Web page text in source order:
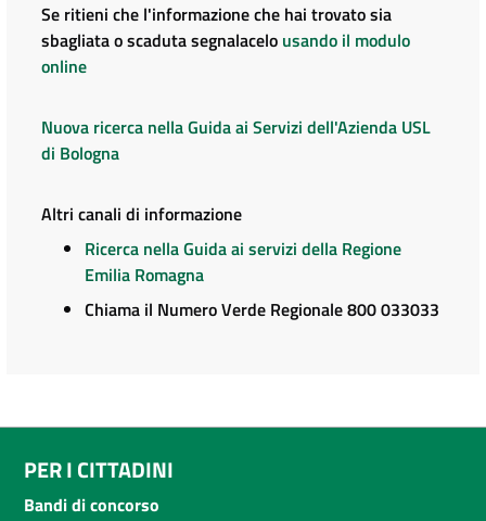
Se ritieni che l'informazione che hai trovato sia
sbagliata o scaduta segnalacelo usando il modulo
online
Nuova ricerca nella Guida ai Servizi dell'Azienda USL
di Bologna
Altri canali di informazione
Ricerca nella Guida ai servizi della Regione
Emilia Romagna
Chiama il Numero Verde Regionale 800 033033
PER I CITTADINI
Bandi di concorso